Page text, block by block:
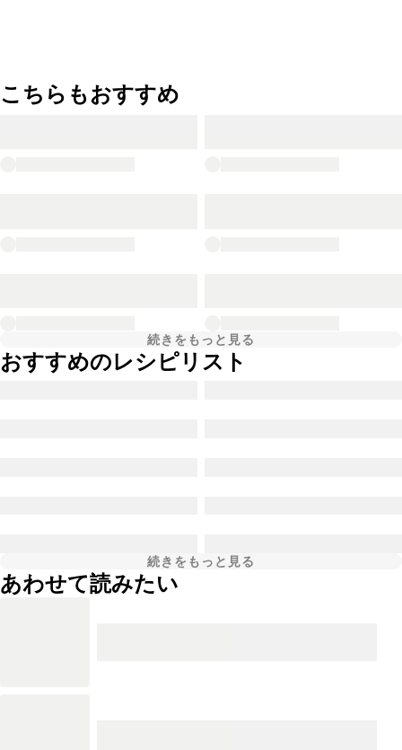
こちらもおすすめ
続きをもっと見る
おすすめのレシピリスト
続きをもっと見る
あわせて読みたい